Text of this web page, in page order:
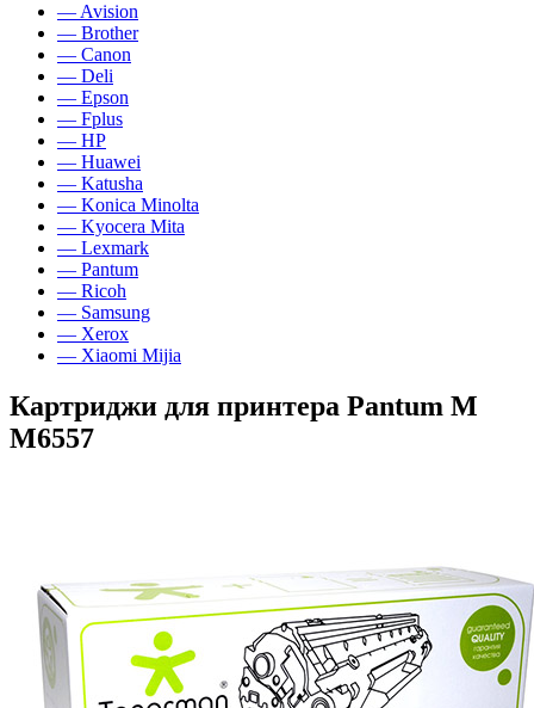
— Avision
— Brother
— Canon
— Deli
— Epson
— Fplus
— HP
— Huawei
— Katusha
— Konica Minolta
— Kyocera Mita
— Lexmark
— Pantum
— Ricoh
— Samsung
— Xerox
— Xiaomi Mijia
Картриджи для принтера Pantum M
M6557